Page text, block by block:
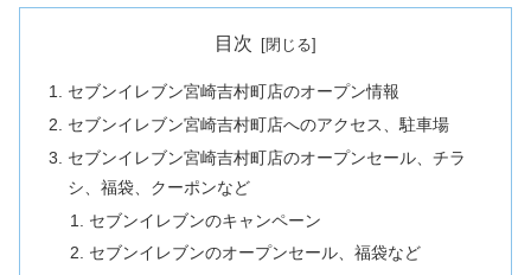
目次
セブンイレブン宮崎吉村町店のオープン情報
セブンイレブン宮崎吉村町店へのアクセス、駐車場
セブンイレブン宮崎吉村町店のオープンセール、チラ
シ、福袋、クーポンなど
セブンイレブンのキャンペーン
セブンイレブンのオープンセール、福袋など